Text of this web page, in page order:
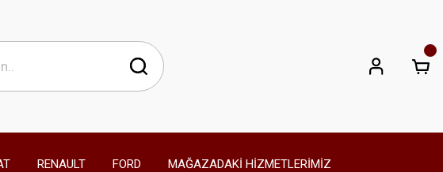
RENAULT FORD MAĞAZADAKİ HİZMETLERİMİZ